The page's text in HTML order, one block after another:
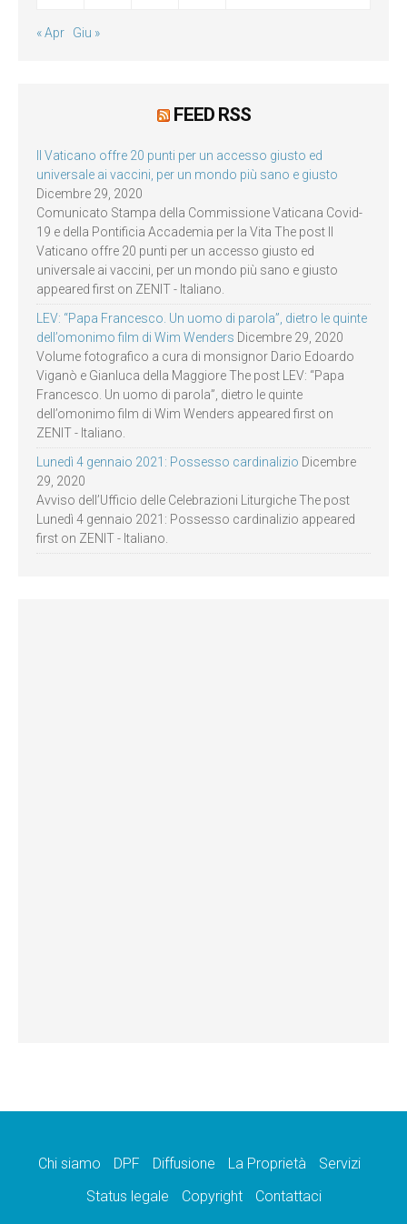
« Apr Giu »
FEED RSS
Il Vaticano offre 20 punti per un accesso giusto ed
universale ai vaccini, per un mondo più sano e giusto
Dicembre 29, 2020
Comunicato Stampa della Commissione Vaticana Covid-
19 e della Pontificia Accademia per la Vita The post Il
Vaticano offre 20 punti per un accesso giusto ed
universale ai vaccini, per un mondo più sano e giusto
appeared first on ZENIT - Italiano.
LEV: “Papa Francesco. Un uomo di parola”, dietro le quinte
dell’omonimo film di Wim Wenders Dicembre 29, 2020
Volume fotografico a cura di monsignor Dario Edoardo
Viganò e Gianluca della Maggiore The post LEV: “Papa
Francesco. Un uomo di parola”, dietro le quinte
dell’omonimo film di Wim Wenders appeared first on
ZENIT - Italiano.
Lunedì 4 gennaio 2021: Possesso cardinalizio Dicembre
29, 2020
Avviso dell’Ufficio delle Celebrazioni Liturgiche The post
Lunedì 4 gennaio 2021: Possesso cardinalizio appeared
first on ZENIT - Italiano.
Chi siamo DPF Diffusione La Proprietà
Servizi
Status legale
Copyright Contattaci